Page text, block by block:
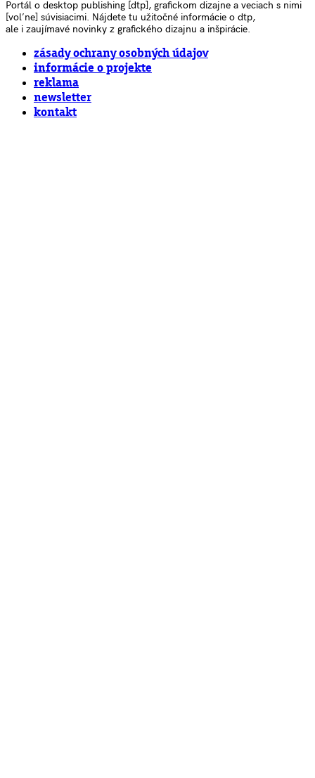
Portál o desktop publishing [dtp], grafickom dizajne a veciach s nimi
[voľne] súvisiacimi. Nájdete tu užitočné informácie o dtp,
ale i zaujímavé novinky z grafického dizajnu a inšpirácie.
zásady ochrany osobných údajov
informácie o projekte
reklama
newsletter
kontakt